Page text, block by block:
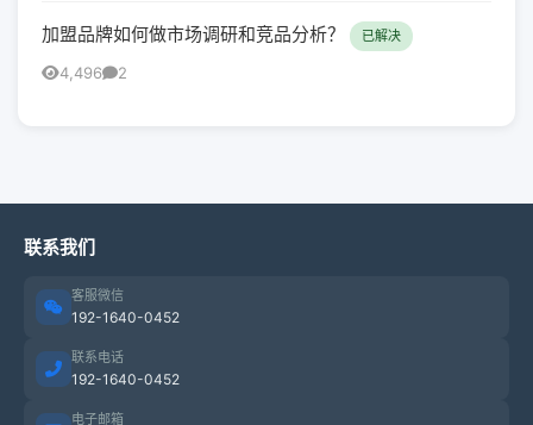
加盟品牌如何做市场调研和竞品分析？ 已解决
4,496 2
联系我们
客服微信
192-1640-0452
联系电话
192-1640-0452
电子邮箱